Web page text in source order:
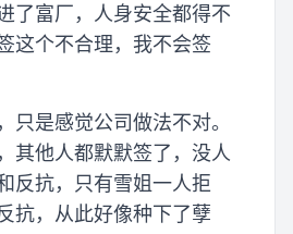
了富厂，人身安全都得不
这个不合理，我不会签
只是感觉公司做法不对。
其他人都默默签了，没人
反抗，只有雪姐一人拒
抗，从此好像种下了孽